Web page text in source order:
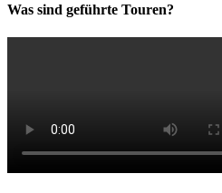
Was sind geführte Touren?